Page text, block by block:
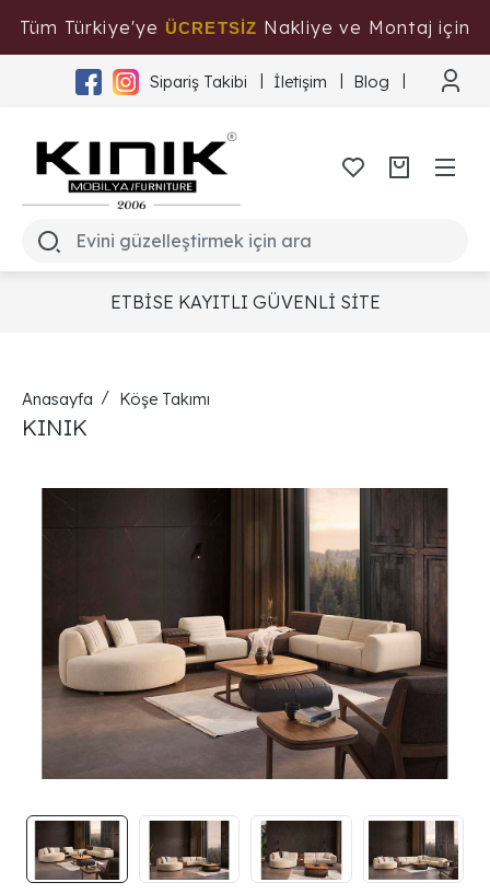
Tüm Türkiye'ye ÜCRETSİZ Nakliye ve Montaj için
Tıklayınız
Sipariş Takibi İletişim Blog
ETBİSE KAYITLI GÜVENLİ SİTE
Anasayfa Köşe Takımı
KINIK